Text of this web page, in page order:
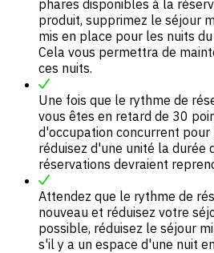
phares disponibles à la
produit, supprimez le séjour
mis en place pour les nuits
Cela vous permettra de
ces nuits.
Une fois que le rythme de
vous êtes en retard de 30
d'occupation concurrent pour
réduisez d'une unité la durée
réservations devraient
Attendez que le rythme de
nouveau et réduisez votre
possible, réduisez le séjour
s'il y a un espace d'une nuit